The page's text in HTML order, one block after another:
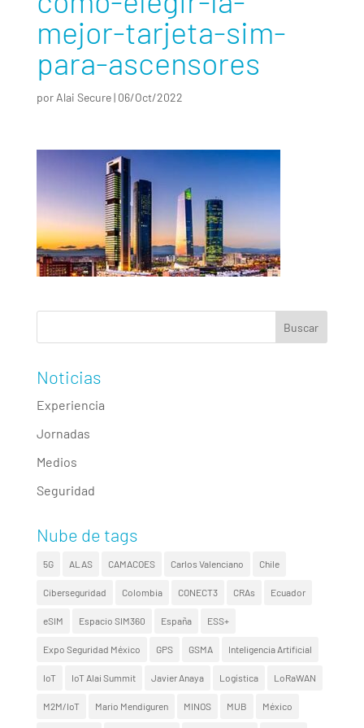
mejor-tarjeta-sim-
para-ascensores
por Alai Secure| 06/Oct/2022
Noticias
Experiencia
Jornadas
Medios
Seguridad
Nube de tags
5G ALAS CAMACOES Carlos Valenciano Chile
Ciberseguridad Colombia CONECT3 CRAs Ecuador
eSIM Espacio SIM360 España ESS+
Expo Seguridad México GPS GSMA Inteligencia Artificial
IoT IoT Alai Summit Javier Anaya Logística LoRaWAN
M2M/IoT Mario Mendiguren MINOS MUB México